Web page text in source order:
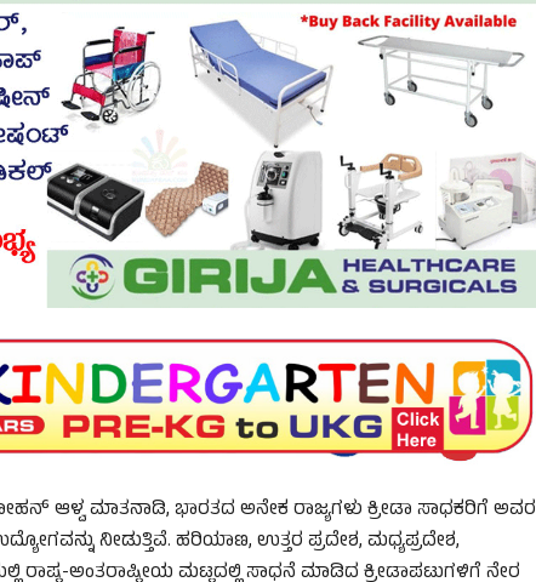
ಆಳ್ವ ಮಾತನಾಡಿ, ಭಾರತದ ಅನೇಕ ರಾಜ್ಯಗಳು ಕ್ರೀಡಾ ಸಾಧಕರಿಗೆ ಅವರ
ನೀಡುತ್ತಿವೆ. ಹರಿಯಾಣ, ಉತ್ತರ ಪ್ರದೇಶ, ಮಧ್ಯಪ್ರದೇಶ,
ರಾಷ್ಟ್ರ-ಅಂತರಾಷ್ಟ್ರೀಯ ಮಟ್ಟದಲ್ಲಿ ಸಾಧನೆ ಮಾಡಿದ ಕ್ರೀಡಾಪಟುಗಳಿಗೆ ನೇರ